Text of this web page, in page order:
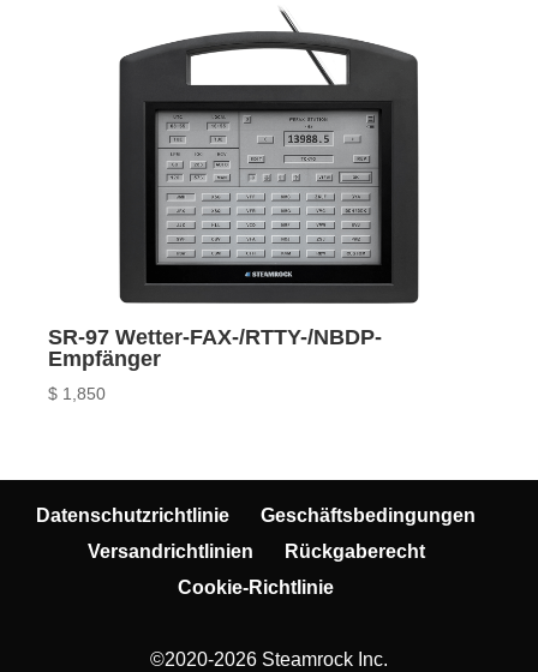
SR-97 Wetter-FAX-/RTTY-/NBDP-
Empfänger
$ 1,850
Datenschutzrichtlinie
Geschäftsbedingungen
Versandrichtlinien
Rückgaberecht
Cookie-Richtlinie
©2020-2026 Steamrock Inc.